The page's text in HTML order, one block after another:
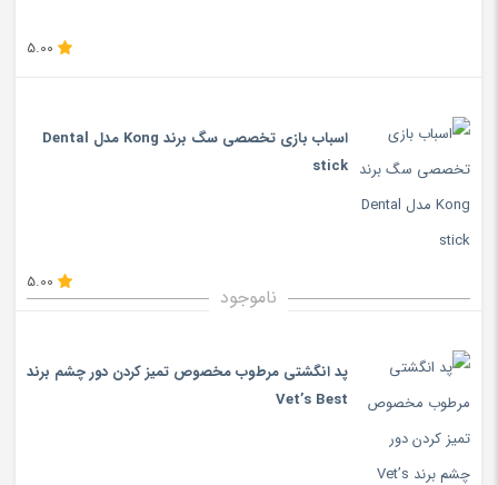
5.00
اسباب بازی تخصصی سگ برند Kong مدل Dental
stick
ناموجود
5.00
پد انگشتی مرطوب مخصوص تمیز کردن دور چشم برند
Vet’s Best